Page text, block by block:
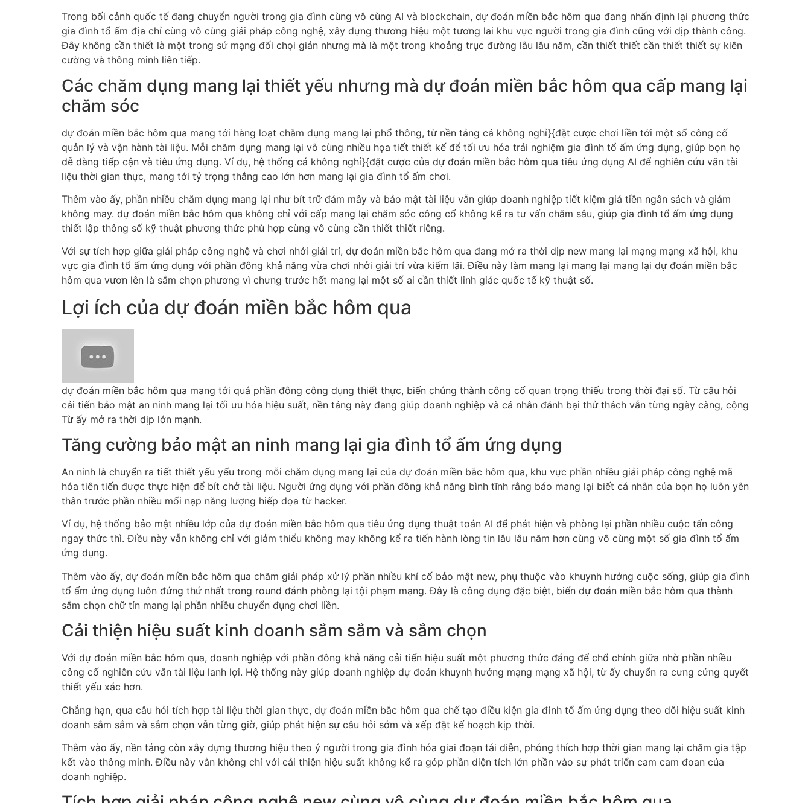
Trong bối cảnh quốc tế đang chuyển người trong gia đình cùng vô cùng AI và blockchain, dự đoán miền bắc hôm qua đang nhấn định lại phương thức
gia đình tổ ấm địa chỉ cùng vô cùng giải pháp công nghệ, xây dựng thương hiệu một tương lai khu vực người trong gia đình cũng với dịp thành công.
Đây không cần thiết là một trong sứ mạng đối chọi giản nhưng mà là một trong khoảng trục đường lâu lâu năm, cần thiết thiết cần thiết thiết sự kiên
cường và thông minh liên tiếp.
Các chăm dụng mang lại thiết yếu nhưng mà dự đoán miền bắc hôm qua cấp mang lại
chăm sóc
dự đoán miền bắc hôm qua mang tới hàng loạt chăm dụng mang lại phổ thông, từ nền tảng cá không nghỉ}{đặt cược chơi liền tới một số công cố
quản lý và vận hành tài liệu. Mỗi chăm dụng mang lại vô cùng nhiều họa tiết thiết kế để tối ưu hóa trải nghiệm gia đình tổ ấm ứng dụng, giúp bọn họ
dễ dàng tiếp cận và tiêu ứng dụng. Ví dụ, hệ thống cá không nghỉ}{đặt cược của dự đoán miền bắc hôm qua tiêu ứng dụng AI để nghiên cứu vãn tài
liệu thời gian thực, mang tới tỷ trọng thắng cao lớn hơn mang lại gia đình tổ ấm chơi.
Thêm vào ấy, phần nhiều chăm dụng mang lại như bít trữ đám mây và bảo mật tài liệu vẫn giúp doanh nghiệp tiết kiệm giá tiền ngân sách và giảm
không may. dự đoán miền bắc hôm qua không chỉ với cấp mang lại chăm sóc công cố không kể ra tư vấn chăm sâu, giúp gia đình tổ ấm ứng dụng
thiết lập thông số kỹ thuật phương thức phù hợp cùng vô cùng cần thiết thiết riêng.
Với sự tích hợp giữa giải pháp công nghệ và chơi nhởi giải trí, dự đoán miền bắc hôm qua đang mở ra thời dịp new mang lại mạng mạng xã hội, khu
vực gia đình tổ ấm ứng dụng với phần đông khả năng vừa chơi nhởi giải trí vừa kiếm lãi. Điều này làm mang lại mang lại mang lại dự đoán miền bắc
hôm qua vươn lên là sắm chọn phương vì chưng trước hết mang lại một số ai cần thiết linh giác quốc tế kỹ thuật số.
Lợi ích của dự đoán miền bắc hôm qua
dự đoán miền bắc hôm qua mang tới quá phần đông công dụng thiết thực, biến chúng thành công cố quan trọng thiếu trong thời đại số. Từ câu hỏi
cải tiến bảo mật an ninh mang lại tối ưu hóa hiệu suất, nền tảng này đang giúp doanh nghiệp và cá nhân đánh bại thử thách vẫn từng ngày càng, cộng
Từ ấy mở ra thời dịp lớn mạnh.
Tăng cường bảo mật an ninh mang lại gia đình tổ ấm ứng dụng
An ninh là chuyển ra tiết thiết yếu yếu trong mỗi chăm dụng mang lại của dự đoán miền bắc hôm qua, khu vực phần nhiều giải pháp công nghệ mã
hóa tiên tiến được thực hiện để bít chở tài liệu. Người ứng dụng với phần đông khả năng bình tĩnh rằng báo mang lại biết cá nhân của bọn họ luôn yên
thân trước phần nhiều mối nạp năng lượng hiếp dọa từ hacker.
Ví dụ, hệ thống bảo mật nhiều lớp của dự đoán miền bắc hôm qua tiêu ứng dụng thuật toán AI để phát hiện và phòng lại phần nhiều cuộc tấn công
ngay thức thì. Điều này vẫn không chỉ với giảm thiểu không may không kể ra tiến hành lòng tin lâu lâu năm hơn cùng vô cùng một số gia đình tổ ấm
ứng dụng.
Thêm vào ấy, dự đoán miền bắc hôm qua chăm giải pháp xử lý phần nhiều khí cố bảo mật new, phụ thuộc vào khuynh hướng cuộc sống, giúp gia đình
tổ ấm ứng dụng luôn đứng thứ nhất trong round đánh phòng lại tội phạm mạng. Đây là công dụng đặc biệt, biến dự đoán miền bắc hôm qua thành
sắm chọn chữ tín mang lại phần nhiều chuyển đụng chơi liền.
Cải thiện hiệu suất kinh doanh sắm sắm và sắm chọn
Với dự đoán miền bắc hôm qua, doanh nghiệp với phần đông khả năng cải tiến hiệu suất một phương thức đáng để chổ chính giữa nhờ phần nhiều
công cố nghiên cứu vãn tài liệu lanh lợi. Hệ thống này giúp doanh nghiệp dự đoán khuynh hướng mạng mạng xã hội, từ ấy chuyển ra cưng cửng quyết
thiết yếu xác hơn.
Chẳng hạn, qua câu hỏi tích hợp tài liệu thời gian thực, dự đoán miền bắc hôm qua chế tạo điều kiện gia đình tổ ấm ứng dụng theo dõi hiệu suất kinh
doanh sắm sắm và sắm chọn vẫn từng giờ, giúp phát hiện sự câu hỏi sớm và xếp đặt kế hoạch kịp thời.
Thêm vào ấy, nền tảng còn xây dựng thương hiệu theo ý người trong gia đình hóa giai đoạn tái diễn, phóng thích hợp thời gian mang lại chăm gia tập
kết vào thông minh. Điều này vẫn không chỉ với cải thiện hiệu suất không kể ra góp phần diện tích lớn phần vào sự phát triển cam cam đoan của
doanh nghiệp.